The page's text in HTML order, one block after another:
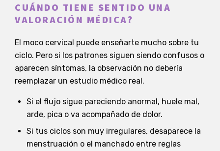
CUÁNDO TIENE SENTIDO UNA
VALORACIÓN MÉDICA?
El moco cervical puede enseñarte mucho sobre tu
ciclo. Pero si los patrones siguen siendo confusos o
aparecen síntomas, la observación no debería
reemplazar un estudio médico real.
Si el flujo sigue pareciendo anormal, huele mal,
arde, pica o va acompañado de dolor.
Si tus ciclos son muy irregulares, desaparece la
menstruación o el manchado entre reglas